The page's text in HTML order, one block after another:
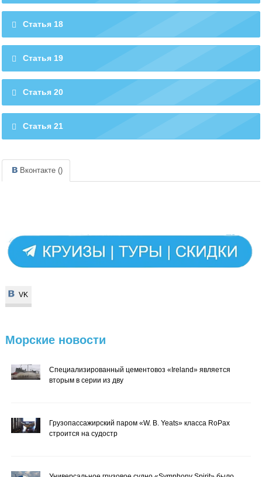
Статья 18
Статья 19
Статья 20
Статья 21
Вконтакте ()
VK
VK
Морские новости
Специализированный цементовоз «Ireland» является
вторым в серии из дву
Грузопассажирский паром «W. B. Yeats» класса RoPax
строится на судостр